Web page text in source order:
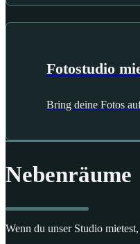
Fotostudio
Bring deine Fotos
Nebenräume
Wenn du unser Studio